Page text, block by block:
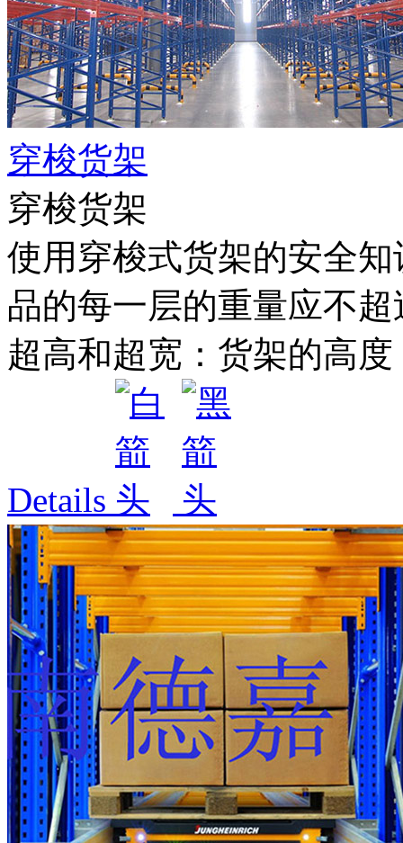
穿梭货架
穿梭货架
使用穿梭式货架的安全
品的每一层的重量应不
超高和超宽：货架的高
Details